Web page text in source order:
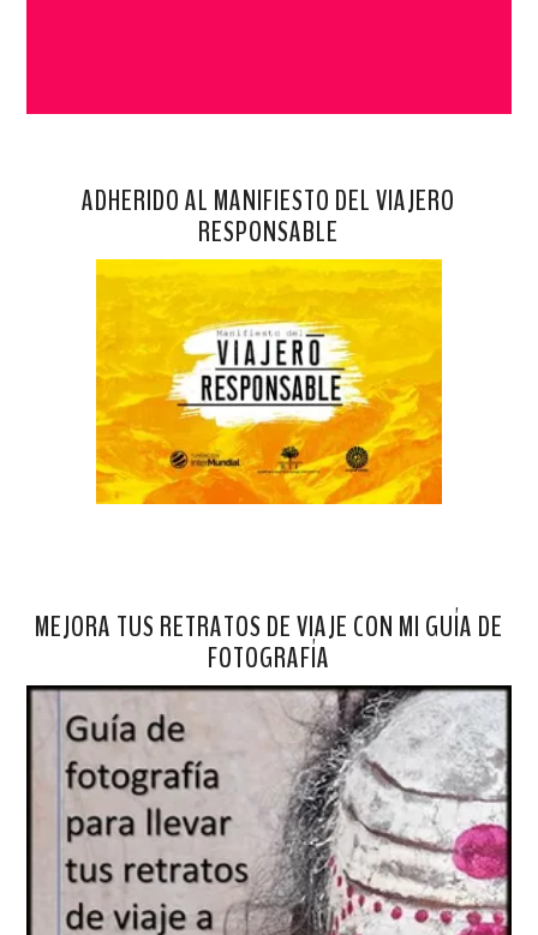
ADHERIDO AL MANIFIESTO DEL VIAJERO
RESPONSABLE
MEJORA TUS RETRATOS DE VIAJE CON MI GUÍA DE
FOTOGRAFÍA